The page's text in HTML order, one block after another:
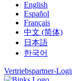
English
Español
Français
中文 (简体)
日本語
한국어
Vertriebspartner-